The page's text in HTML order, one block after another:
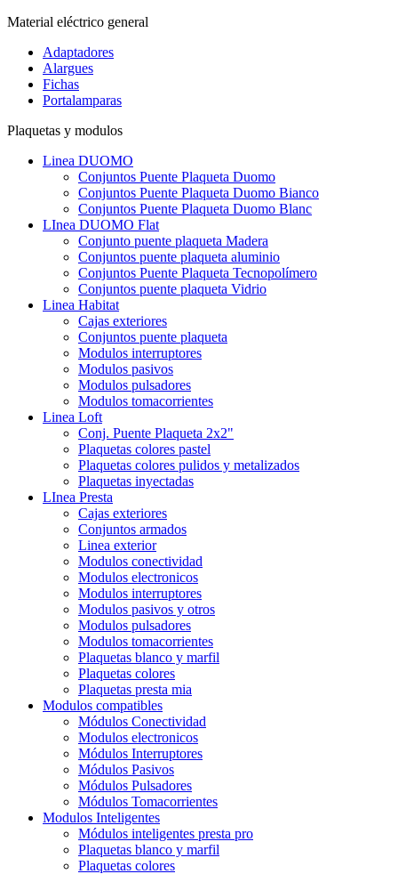
Material eléctrico general
Adaptadores
Alargues
Fichas
Portalamparas
Plaquetas y modulos
Linea DUOMO
Conjuntos Puente Plaqueta Duomo
Conjuntos Puente Plaqueta Duomo Bianco
Conjuntos Puente Plaqueta Duomo Blanc
LInea DUOMO Flat
Conjunto puente plaqueta Madera
Conjuntos puente plaqueta aluminio
Conjuntos Puente Plaqueta Tecnopolímero
Conjuntos puente plaqueta Vidrio
Linea Habitat
Cajas exteriores
Conjuntos puente plaqueta
Modulos interruptores
Modulos pasivos
Modulos pulsadores
Modulos tomacorrientes
Linea Loft
Conj. Puente Plaqueta 2x2"
Plaquetas colores pastel
Plaquetas colores pulidos y metalizados
Plaquetas inyectadas
LInea Presta
Cajas exteriores
Conjuntos armados
Linea exterior
Modulos conectividad
Modulos electronicos
Modulos interruptores
Modulos pasivos y otros
Modulos pulsadores
Modulos tomacorrientes
Plaquetas blanco y marfil
Plaquetas colores
Plaquetas presta mia
Modulos compatibles
Módulos Conectividad
Modulos electronicos
Módulos Interruptores
Módulos Pasivos
Módulos Pulsadores
Módulos Tomacorrientes
Modulos Inteligentes
Módulos inteligentes presta pro
Plaquetas blanco y marfil
Plaquetas colores